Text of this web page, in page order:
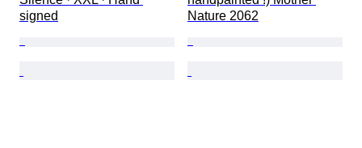
signed
Nature 2062